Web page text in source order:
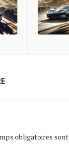
obligatoires sont